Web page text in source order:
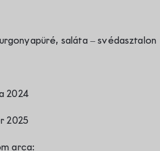
saláta – svédasztalon
2024
2025
arca: